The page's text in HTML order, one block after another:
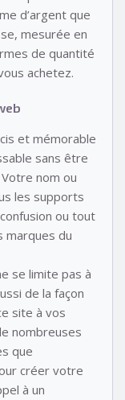
d’argent que
mesurée en
de quantité
achetez.
et mémorable
sans être
nom ou
les supports
ou tout
marques du
se limite pas à
de la façon
site à vos
nombreuses
que
créer votre
à un